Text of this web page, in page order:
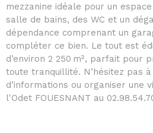
mezzanine idéale pour un
salle de bains, des WC et un
dépendance comprenant un
compléter ce bien. Le tout est
d’environ 2 250 m², parfait pour
toute tranquillité. N’hésitez pas
d’informations ou organiser une
l'Odet FOUESNANT au